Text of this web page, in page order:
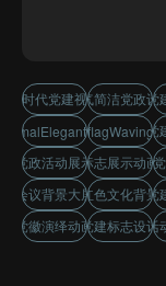
新时代党建视觉大气简洁党政设
党
flagWaving党
党政活动展示标志展示动画
会议背景大屏红色文化背景
党
党徽演绎动画党建标志设计
活